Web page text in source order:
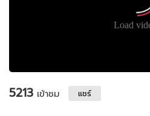
5213 เข้าชม แชร์